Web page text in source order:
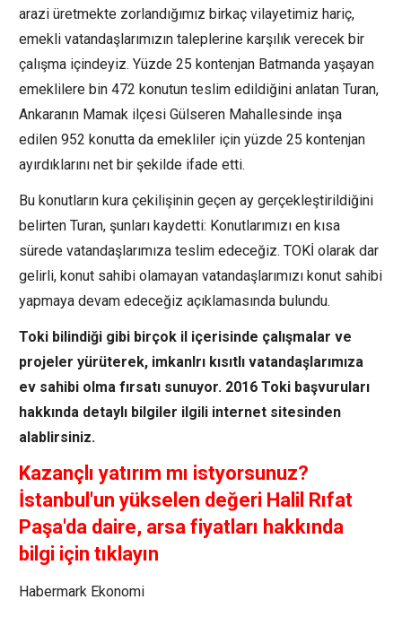
arazi üretmekte zorlandığımız birkaç vilayetimiz hariç,
emekli vatandaşlarımızın taleplerine karşılık verecek bir
çalışma içindeyiz. Yüzde 25 kontenjan Batmanda yaşayan
emeklilere bin 472 konutun teslim edildiğini anlatan Turan,
Ankaranın Mamak ilçesi Gülseren Mahallesinde inşa
edilen 952 konutta da emekliler için yüzde 25 kontenjan
ayırdıklarını net bir şekilde ifade etti.
Bu konutların kura çekilişinin geçen ay gerçekleştirildiğini
belirten Turan, şunları kaydetti: Konutlarımızı en kısa
sürede vatandaşlarımıza teslim edeceğiz. TOKİ olarak dar
gelirli, konut sahibi olamayan vatandaşlarımızı konut sahibi
yapmaya devam edeceğiz açıklamasında bulundu.
Toki bilindiği gibi birçok il içerisinde çalışmalar ve
projeler yürüterek, imkanlrı kısıtlı vatandaşlarımıza
ev sahibi olma fırsatı sunuyor. 2016 Toki başvuruları
hakkında detaylı bilgiler ilgili internet sitesinden
alablirsiniz.
Kazançlı yatırım mı istyorsunuz?
İstanbul'un yükselen değeri Halil Rıfat
Paşa'da daire, arsa fiyatları hakkında
bilgi için tıklayın
Habermark Ekonomi